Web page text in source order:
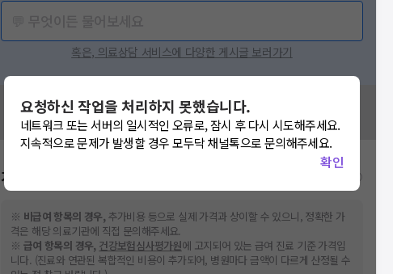
혹은, 의료상담 서비스에 다양한 게시글 보러가기
혹시 잘못된 병원정보가 있나요?
모두닥 팀에 알려주세요!
가격표
※ 비급여 항목의 경우, 추가비용 등으로 실제 가격과 상이할 수 있으니, 정확한 가
격은 해당 의료기관에 직접 문의해주세요.
※ 급여 항목의 경우, 건강보험심사평가원에 고지되어 있는 급여 진료 기준 가격입
니다. (진료와 연관된 복합적인 비용이 추가되어, 병원마다 금액이 다르게 산정될 수
요청하신 작업을 처리하지 못했습니다.
네트워크 또는 서버의 일시적인 오류로, 잠시 후 다시 시도해주세요.
지속적으로 문제가 발생할 경우 모두닥 채널톡으로 문의해주세요.
확인